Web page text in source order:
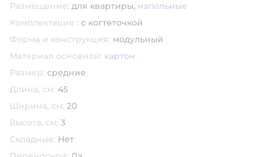
Размещение: для квартиры, напольные
Комплектация : с когтеточкой
Форма и конструкция: модульный
Материал основной: картон
Размер: средние
Длина, см: 45
Ширина, см: 20
Высота, см: 3
Складные: Нет